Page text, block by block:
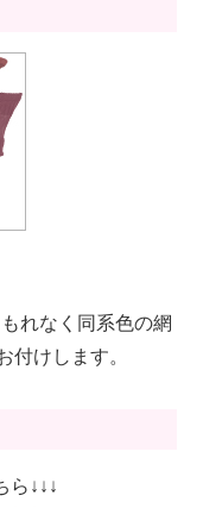
れなく同系色の網
付けします。
ら↓↓↓